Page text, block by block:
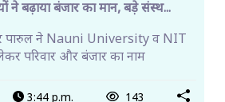
ने बढ़ाया बंजार का मान, बड़े संस्थ...
पारुल ने Nauni University व NIT
परिवार और बंजार का नाम
3:44 p.m. 143